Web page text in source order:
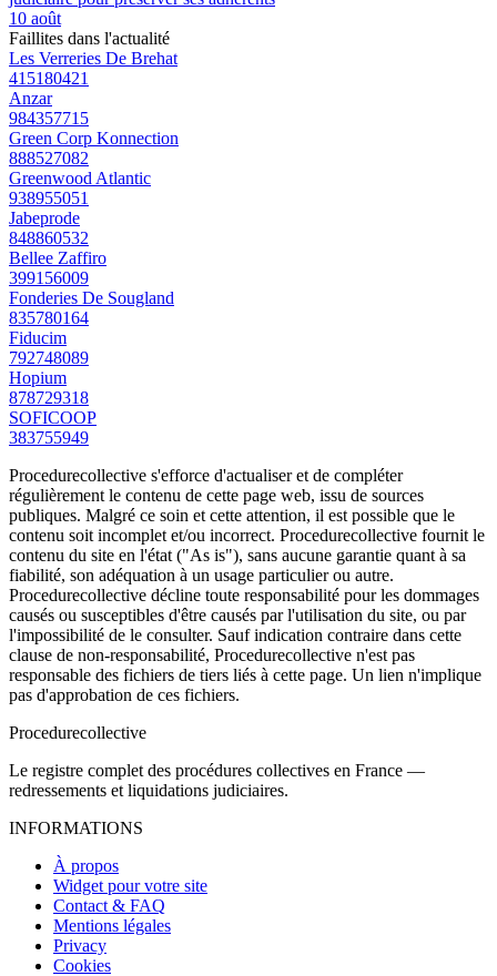
10 août
Faillites dans l'actualité
Les Verreries De Brehat
415180421
Anzar
984357715
Green Corp Konnection
888527082
Greenwood Atlantic
938955051
Jabeprode
848860532
Bellee Zaffiro
399156009
Fonderies De Sougland
835780164
Fiducim
792748089
Hopium
878729318
SOFICOOP
383755949
Procedurecollective s'efforce d'actualiser et de compléter
régulièrement le contenu de cette page web, issu de sources
publiques. Malgré ce soin et cette attention, il est possible que le
contenu soit incomplet et/ou incorrect. Procedurecollective fournit le
contenu du site en l'état ("As is"), sans aucune garantie quant à sa
fiabilité, son adéquation à un usage particulier ou autre.
Procedurecollective décline toute responsabilité pour les dommages
causés ou susceptibles d'être causés par l'utilisation du site, ou par
l'impossibilité de le consulter. Sauf indication contraire dans cette
clause de non-responsabilité, Procedurecollective n'est pas
responsable des fichiers de tiers liés à cette page. Un lien n'implique
pas d'approbation de ces fichiers.
Procedurecollective
Le registre complet des procédures collectives en France —
redressements et liquidations judiciaires.
INFORMATIONS
À propos
Widget pour votre site
Contact & FAQ
Mentions légales
Privacy
Cookies